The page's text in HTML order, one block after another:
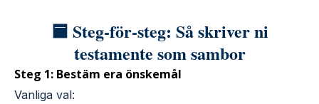
🟦 Steg-för-steg: Så skriver ni
testamente som sambor
Steg 1: Bestäm era önskemål
Vanliga val: